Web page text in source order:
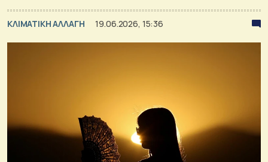
ΚΛΙΜΑΤΙΚΗ ΑΛΛΑΓΗ 19.06.2026, 15:36